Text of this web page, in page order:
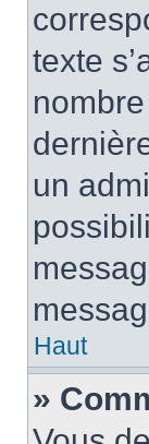
texte
un
Haut
»